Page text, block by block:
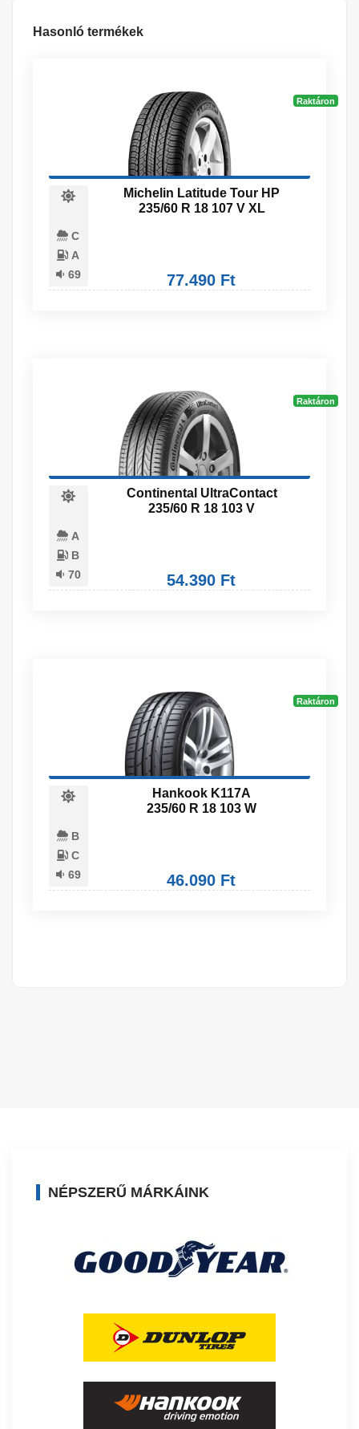
Hasonló termékek
Raktáron
C
A
69
Michelin Latitude Tour HP
235/60 R 18 107 V XL
77.490 Ft
Raktáron
A
B
70
Continental UltraContact
235/60 R 18 103 V
54.390 Ft
Raktáron
B
C
69
Hankook K117A
235/60 R 18 103 W
46.090 Ft
NÉPSZERŰ MÁRKÁINK